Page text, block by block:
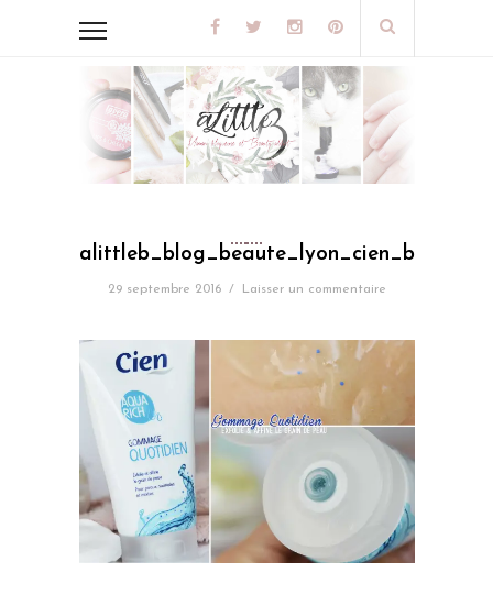
29 septembre 2016 / Laisser un commentaire